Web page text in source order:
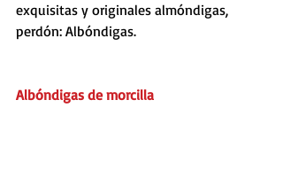
exquisitas y originales almóndigas,
perdón: Albóndigas.
Albóndigas de morcilla